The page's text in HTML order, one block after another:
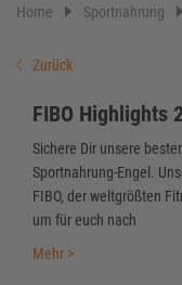
Home Sportnahrung
Zurück
FIBO Highlights
Sichere Dir unsere
Sportnahrung-Engel.
FIBO, der weltgrößten
um für euch nach
Mehr >